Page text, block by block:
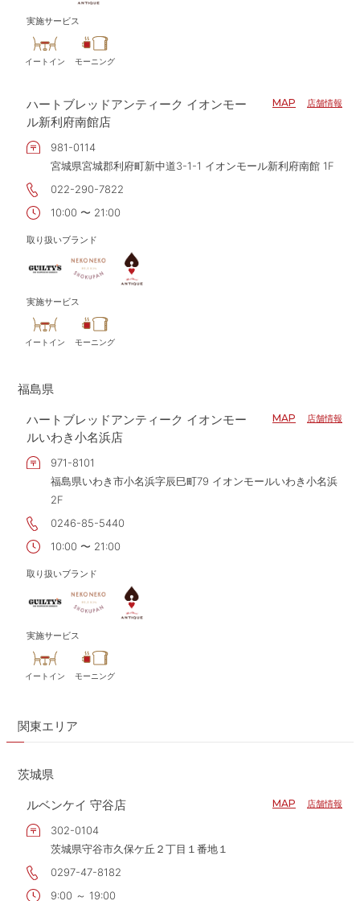
実施サービス
イートイン モーニング
ハートブレッドアンティーク イオンモー
ル新利府南館店
MAP 店舗情報
981-0114
宮城県宮城郡利府町新中道3-1-1 イオンモール新利府南館 1F
022-290-7822
10:00 〜 21:00
取り扱いブランド
実施サービス
イートイン モーニング
福島県
ハートブレッドアンティーク イオンモー
ルいわき小名浜店
MAP 店舗情報
971-8101
福島県いわき市小名浜字辰巳町79 イオンモールいわき小名浜
2F
0246-85-5440
10:00 〜 21:00
取り扱いブランド
実施サービス
イートイン モーニング
関東エリア
茨城県
ルベンケイ 守谷店
MAP 店舗情報
302-0104
茨城県守谷市久保ケ丘２丁目１番地１
0297-47-8182
9:00 ～ 19:00